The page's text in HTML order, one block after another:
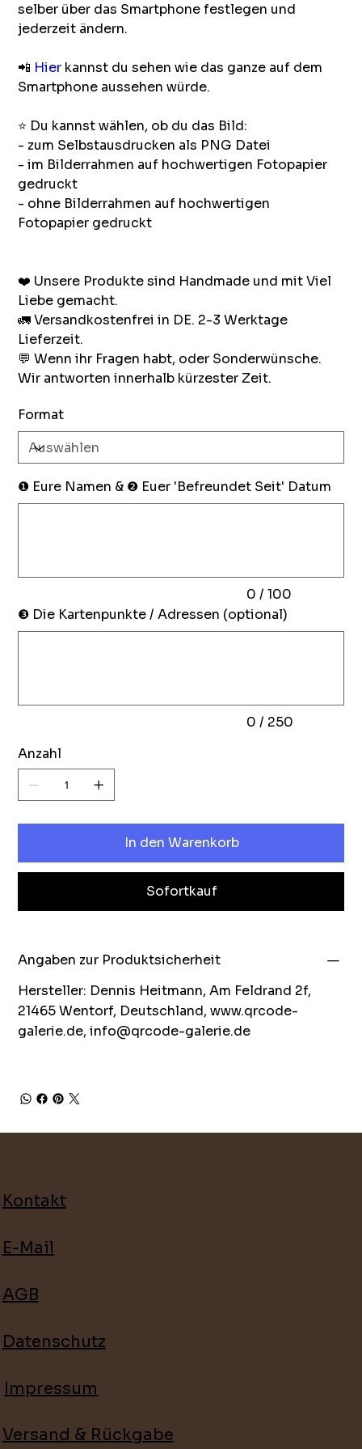
selber über das Smartphone festlegen und
jederzeit ändern.
📲 Hier kannst du sehen wie das ganze auf dem
Smartphone aussehen würde.
⭐ Du kannst wählen, ob du das Bild:
- zum Selbstausdrucken als PNG Datei
- im Bilderrahmen auf hochwertigen Fotopapier
gedruckt
- ohne Bilderrahmen auf hochwertigen
Fotopapier gedruckt
❤️️ Unsere Produkte sind Handmade und mit Viel
Liebe gemacht.
🚛 Versandkostenfrei in DE. 2-3 Werktage
Lieferzeit.
💬 Wenn ihr Fragen habt, oder Sonderwünsche.
Wir antworten innerhalb kürzester Zeit.
Format
❶ Eure Namen & ❷ Euer 'Befreundet Seit' Datum
0 / 100
❸ Die Kartenpunkte / Adressen (optional)
0 / 250
Anzahl
In den Warenkorb
Sofortkauf
Angaben zur Produktsicherheit
Hersteller: Dennis Heitmann, Am Feldrand 2f,
21465 Wentorf, Deutschland,www.qrcode-
galerie.de,info@qrcode-galerie.de
Impressum
Kontakt
Datenschutz
AGB
E-Mail
Versand & Rückgabe